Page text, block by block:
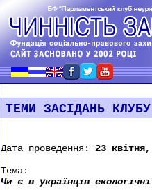
ТЕМИ ЗАСІДАНЬ КЛУБУ
Дата проведення: 23
Тема:
Чи є в українців